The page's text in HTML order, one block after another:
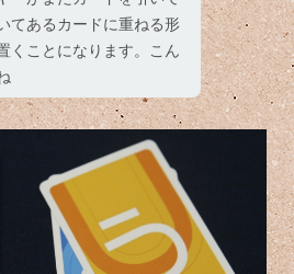
てあるカードに重ねる形
くことになります。こん